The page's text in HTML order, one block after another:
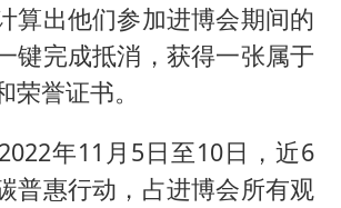
算出他们参加进博会期间的
键完成抵消，获得一张属于
荣誉证书。
年11月5日至10日，近6
普惠行动，占进博会所有观